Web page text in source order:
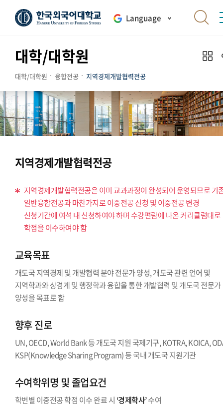
Language
대학/대학원
대학/대학원 융합전공 지역경제개발협력전공
지역경제개발협력전공
지역경제개발협력전공은 이미 교과과정이 완성되어 운영되므로 기
일반융합전공과 마찬가지로 이중전공 신청 및 이중전공 변경
신청기간에 여석 내 신청하여야 하며 수강편람에 나온 커리큘럼대로
학점을 이수하여야 함
교육목표
개도국 지역경제 및 개발협력 분야 전문가 양성, 개도국 관련 언어 및
지역학과와 상경계 및 행정학과 융합을 통한 개발협력 및 개도국 전문가
양성을 목표로 함
향후 진로
UN, OECD, World Bank 등 개도국 지원 국제기구, KOTRA, KOICA,
KSP(Knowledge Sharing Program) 등 국내 개도국 지원기관
수여학위명 및 졸업요건
학번별 이중전공 학점 이수 완료 시 ‘경제학사’수여